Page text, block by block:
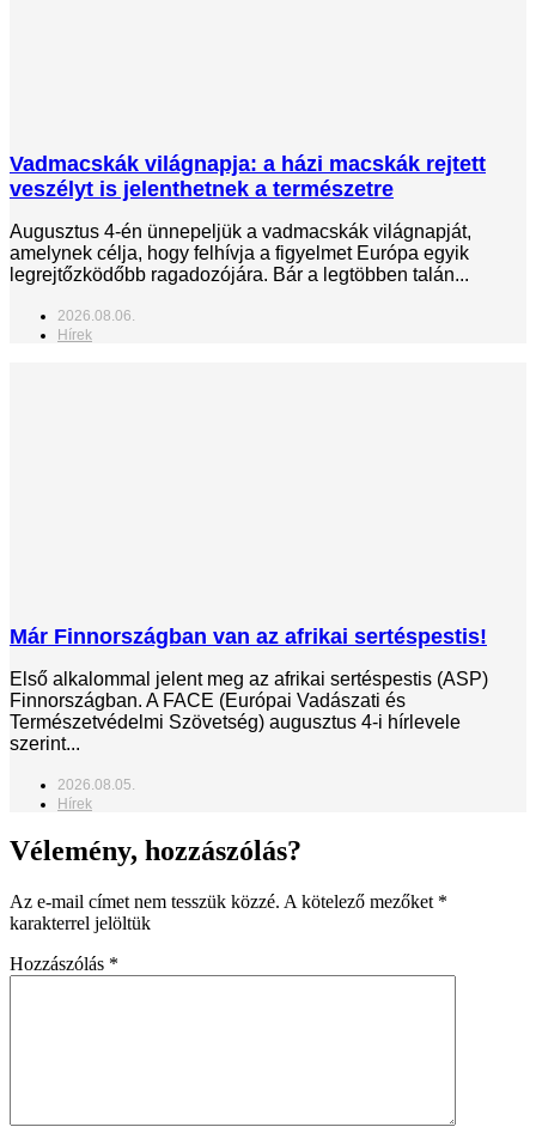
Vadmacskák világnapja: a házi macskák rejtett
veszélyt is jelenthetnek a természetre
Augusztus 4-én ünnepeljük a vadmacskák világnapját,
amelynek célja, hogy felhívja a figyelmet Európa egyik
legrejtőzködőbb ragadozójára. Bár a legtöbben talán...
2026.08.06.
Hírek
Már Finnországban van az afrikai sertéspestis!
Első alkalommal jelent meg az afrikai sertéspestis (ASP)
Finnországban. A FACE (Európai Vadászati és
Természetvédelmi Szövetség) augusztus 4-i hírlevele
szerint...
2026.08.05.
Hírek
Vélemény, hozzászólás?
Az e-mail címet nem tesszük közzé. A kötelező mezőket *
karakterrel jelöltük
Hozzászólás *